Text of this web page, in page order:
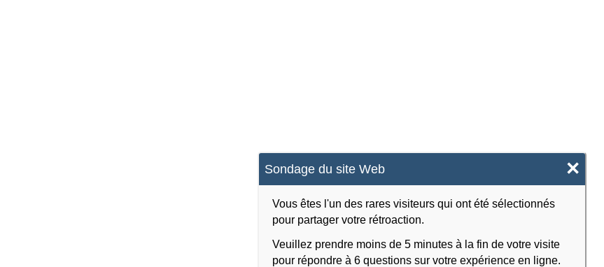
Sondage du site Web ×
Vous êtes l'un des rares visiteurs qui ont été sélectionnés
pour partager votre rétroaction.
Veuillez prendre moins de 5 minutes à la fin de votre visite
pour répondre à 6 questions sur votre expérience en ligne.